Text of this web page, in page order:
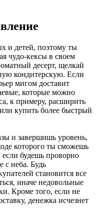
и детей, поэтому ты
чудо-кексы в своем
десерт, щелкай
кондитерскую. Если
мигом доставит
которые можно
к примеру, расширить
купить более быстрый
и завершишь уровень,
которого ты сможешь
будешь проворно
с неба. Будь
становится все
иначе недовольные
Кроме того, если не
денежка исчезнет